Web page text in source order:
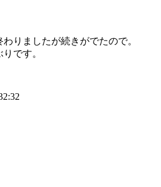
りましたが続きがでたので。
です。